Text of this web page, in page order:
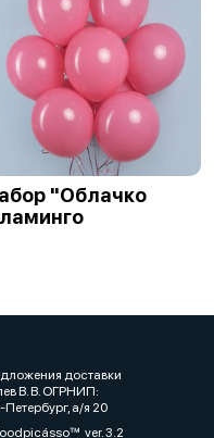
"Облачко
доставки
В. В. ОГРНИП:
а/я 20
ver. 3.2